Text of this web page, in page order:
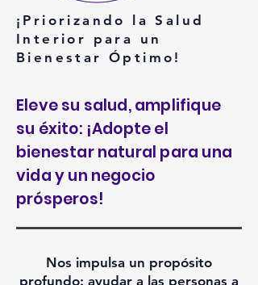
¡Priorizando la Salud
Interior para un
Bienestar Óptimo!
Eleve su salud, amplifique
su éxito: ¡Adopte el
bienestar natural para una
vida y un negocio
prósperos!
Nos impulsa un propósito
profundo: ayudar a las personas a